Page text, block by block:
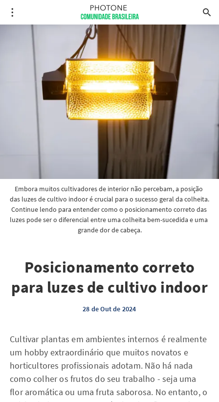
Embora muitos cultivadores de interior não percebam, a posição
das luzes de cultivo indoor é crucial para o sucesso geral da colheita.
Continue lendo para entender como o posicionamento correto das
luzes pode ser o diferencial entre uma colheita bem-sucedida e uma
grande dor de cabeça.
Posicionamento correto
para luzes de cultivo indoor
28 de Out de 2024
Cultivar plantas em ambientes internos é realmente
um hobby extraordinário que muitos novatos e
horticultores profissionais adotam. Não há nada
como colher os frutos do seu trabalho - seja uma
flor aromática ou uma fruta saborosa. No entanto, o